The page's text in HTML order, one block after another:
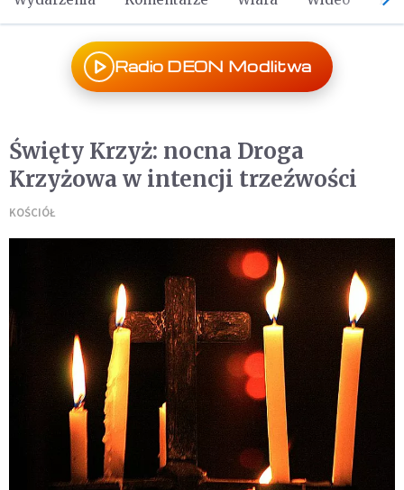
Radio DEON Modlitwa
Święty Krzyż: nocna Droga
Krzyżowa w intencji trzeźwości
KOŚCIÓŁ